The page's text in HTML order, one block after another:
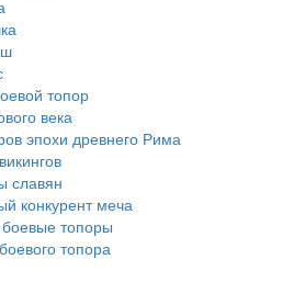
топор
века
эпохи древнего Рима
славян
конкурент меча
топоры
топора